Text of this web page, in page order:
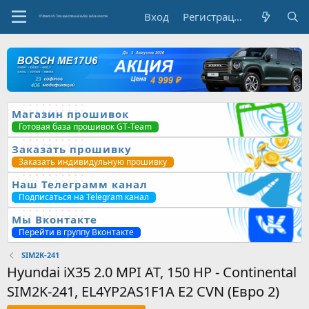
Вход Регистрация
Магазин прошивок
Готовая база прошивок GT-Team
Заказать прошивку
Заказать индивидульную прошивку
Наш Телеграмм канал
Подписаться на Telegram канал
Мы Вконтакте
Перейти в группу Вконтакте
SIM2K-241
Hyundai iX35 2.0 MPI AT, 150 HP - Continental
SIM2K-241, EL4YP2AS1F1A E2 CVN (Евро 2)